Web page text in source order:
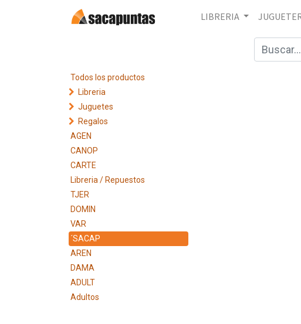
LIBRERIA
Todos los productos
Libreria
Juguetes
Regalos
AGEN
CANOP
CARTE
Libreria / Repuestos
TJER
DOMIN
VAR
´SACAP
AREN
DAMA
ADULT
Adultos